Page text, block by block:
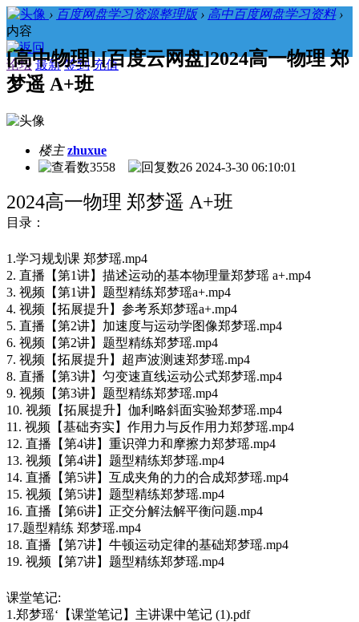
› 百度网盘学习资源整理版 › 高中百度网盘学习资料 ›
内容
论坛 最新 签到 充值
[高中物理] [百度云网盘]2024高一物理 郑
梦遥 A+班
楼主 zhuxue
3558
26 2024-3-30 06:10:01
2024高一物理 郑梦遥 A+班
目录：
1.学习规划课 郑梦瑶.mp4
2. 直播【第1讲】描述运动的基本物理量郑梦瑶 a+.mp4
3. 视频【第1讲】题型精练郑梦瑶a+.mp4
4. 视频【拓展提升】参考系郑梦瑶a+.mp4
5. 直播【第2讲】加速度与运动学图像郑梦瑶.mp4
6. 视频【第2讲】题型精练郑梦瑶.mp4
7. 视频【拓展提升】超声波测速郑梦瑶.mp4
8. 直播【第3讲】匀变速直线运动公式郑梦瑶.mp4
9. 视频【第3讲】题型精练郑梦瑶.mp4
10. 视频【拓展提升】伽利略斜面实验郑梦瑶.mp4
11. 视频【基础夯实】作用力与反作用力郑梦瑶.mp4
12. 直播【第4讲】重识弹力和摩擦力郑梦瑶.mp4
13. 视频【第4讲】题型精练郑梦瑶.mp4
14. 直播【第5讲】互成夹角的力的合成郑梦瑶.mp4
15. 视频【第5讲】题型精练郑梦瑶.mp4
16. 直播【第6讲】正交分解法解平衡问题.mp4
17.题型精练 郑梦瑶.mp4
18. 直播【第7讲】牛顿运动定律的基础郑梦瑶.mp4
19. 视频【第7讲】题型精练郑梦瑶.mp4
课堂笔记:
1.郑梦瑶‘【课堂笔记】主讲课中笔记 (1).pdf